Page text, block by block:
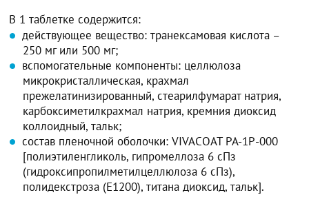
В 1 таблетке содержится:
действующее вещество: транексамовая кислота –
250 мг или 500 мг;
вспомогательные компоненты: целлюлоза
микрокристаллическая, крахмал
прежелатинизированный, стеарилфумарат натрия,
карбоксиметилкрахмал натрия, кремния диоксид
коллоидный, тальк;
состав пленочной оболочки: VIVACOAT РА-1Р-000
[полиэтиленгликоль, гипромеллоза 6 сПз
(гидроксипропилметилцеллюлоза 6 сПз),
полидекстроза (Е1200), титана диоксид, тальк].